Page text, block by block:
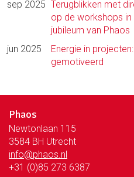
sep 2025 Terugblikken met
op de workshops
jubileum van Phaos
jun 2025
Energie in
gemotiveerd
Phaos
Newtonlaan 115
3584 BH Utrecht
info@phaos.nl
+31 (0)85 273 6387